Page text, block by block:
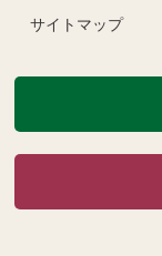
サイトマップ